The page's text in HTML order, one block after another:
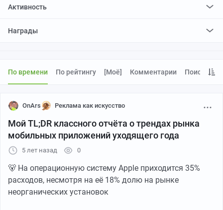
Активность
Награды
По времени По рейтингу [моё] Комментарии Поиск
OnArs Реклама как искусство
Мой TL;DR классного отчёта о трендах рынка
мобильных приложений уходящего года
5 лет назад 0
🐻 На операционную систему Apple приходится 35%
расходов, несмотря на её 18% долю на рынке
неорганических установок